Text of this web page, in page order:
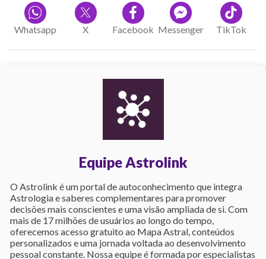
Whatsapp X Facebook Messenger TikTok
Equipe Astrolink
O Astrolink é um portal de autoconhecimento que integra
Astrologia e saberes complementares para promover
decisões mais conscientes e uma visão ampliada de si. Com
mais de 17 milhões de usuários ao longo do tempo,
oferecemos acesso gratuito ao Mapa Astral, conteúdos
personalizados e uma jornada voltada ao desenvolvimento
pessoal constante. Nossa equipe é formada por especialistas